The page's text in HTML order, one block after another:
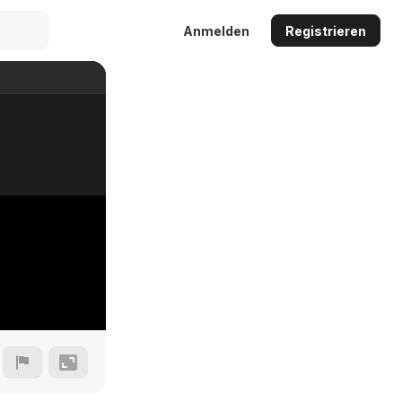
Anmelden Registrieren